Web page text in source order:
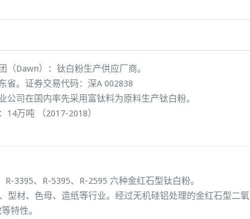
（Dawn）：钛白粉生产供应厂商。
省。证券交易代码：深A 002838
公司在国内率先采用富钛料为原料生产钛白粉。
14万吨 （2017-2018）
3395、R-5395、R-2595 六种金红石型钛白粉。
型材、色母、造纸等行业。经过无机硅铝处理的金红石型二氧
特性。